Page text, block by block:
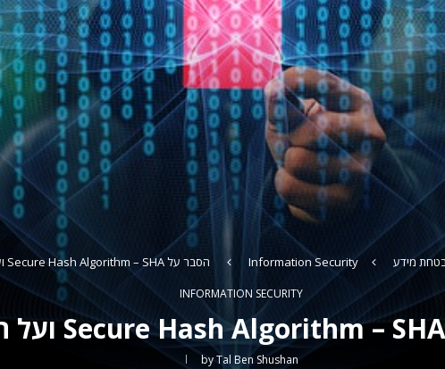
מידע Information Security הסבר על Secure Hash Algorithm – SHA ועל ה Hash
INFORMATION SECURITY
byTal Ben Shushan